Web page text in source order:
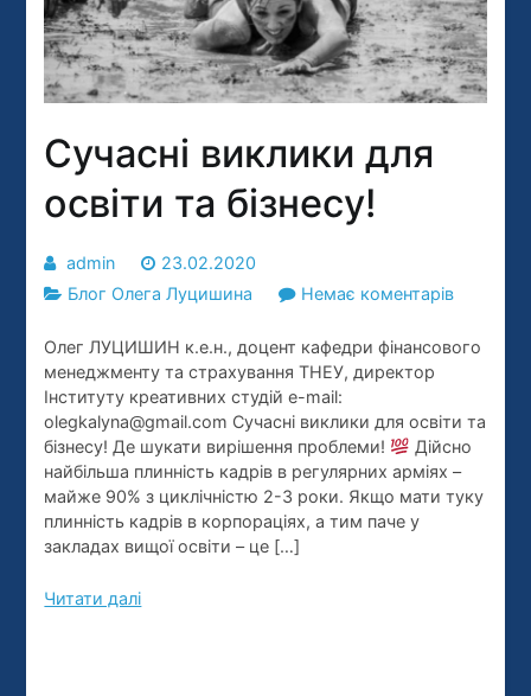
Сучасні виклики для
освіти та бізнесу!
admin
23.02.2020
Блог Олега Луцишина
Немає коментарівдо
виклики
та
бізнесу!
Олег ЛУЦИШИН к.е.н., доцент кафедри фінансового
менеджменту та страхування ТНЕУ, директор
Інституту креативних студій e-mail:
olegkalyna@gmail.com Сучасні виклики для освіти та
бізнесу! Де шукати вирішення проблеми!
Дійсно
найбільша плинність кадрів в регулярних арміях –
майже 90% з циклічністю 2-3 роки. Якщо мати туку
плинність кадрів в корпораціях, а тим паче у
закладах вищої освіти – це […]
Читати далі